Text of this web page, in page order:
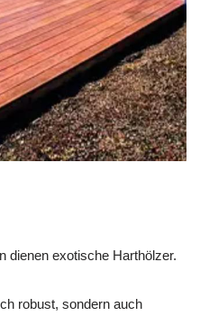
dienen exotische Harthölzer.
robust, sondern auch